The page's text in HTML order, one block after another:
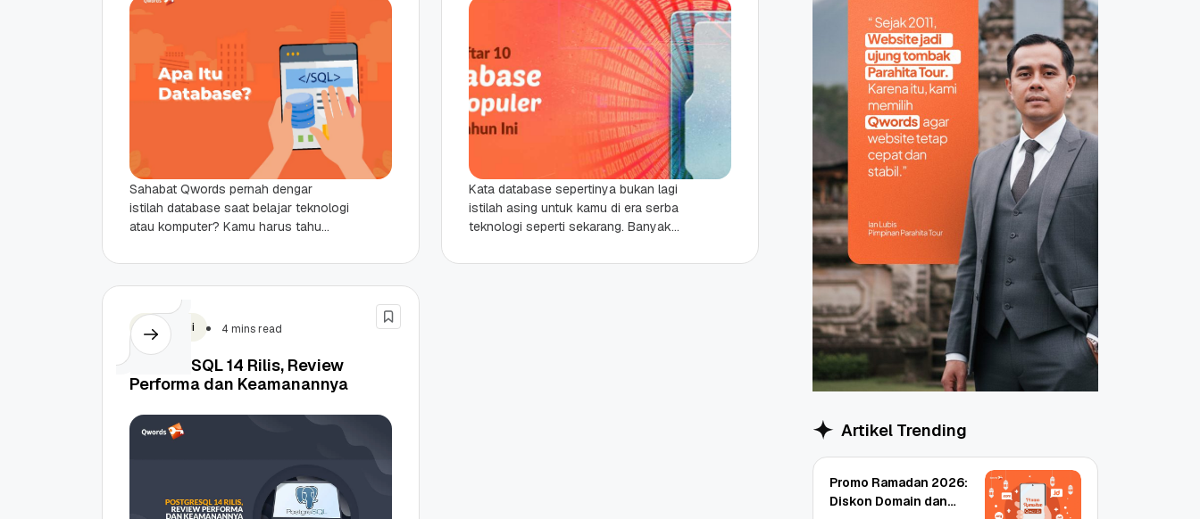
Sahabat Qwords pernah dengar
istilah database saat belajar teknologi
atau komputer? Kamu harus tahu
penting dalam dunia digital karena
semua data...
Kata database sepertinya bukan lagi
istilah asing untuk kamu di era serba
teknologi seperti sekarang. Banyak
database, walaupun belum tentu...
Teknologi 4 mins read
PostgreSQL 14 Rilis, Review
Performa dan Keamanannya
Artikel Trending
Promo Ramadan 2026:
Diskon Domain dan